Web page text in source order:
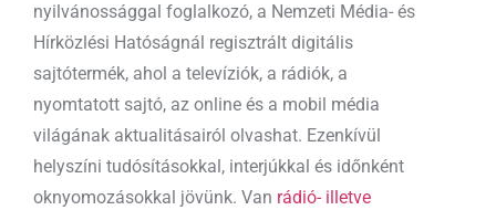
nyilvánossággal foglalkozó, a Nemzeti Média- és
Hírközlési Hatóságnál regisztrált digitális
sajtótermék, ahol a televíziók, a rádiók, a
nyomtatott sajtó, az online és a mobil média
világának aktualitásairól olvashat. Ezenkívül
helyszíni tudósításokkal, interjúkkal és időnként
oknyomozásokkal jövünk. Van rádió- illetve